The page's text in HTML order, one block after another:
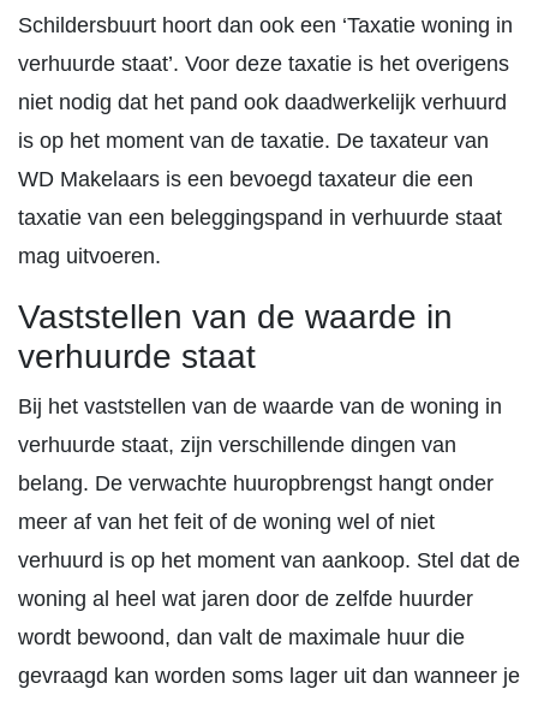
Schildersbuurt hoort dan ook een ‘Taxatie woning in
verhuurde staat’. Voor deze taxatie is het overigens
niet nodig dat het pand ook daadwerkelijk verhuurd
is op het moment van de taxatie. De taxateur van
WD Makelaars is een bevoegd taxateur die een
taxatie van een beleggingspand in verhuurde staat
mag uitvoeren.
Vaststellen van de waarde in
verhuurde staat
Bij het vaststellen van de waarde van de woning in
verhuurde staat, zijn verschillende dingen van
belang. De verwachte huuropbrengst hangt onder
meer af van het feit of de woning wel of niet
verhuurd is op het moment van aankoop. Stel dat de
woning al heel wat jaren door de zelfde huurder
wordt bewoond, dan valt de maximale huur die
gevraagd kan worden soms lager uit dan wanneer je